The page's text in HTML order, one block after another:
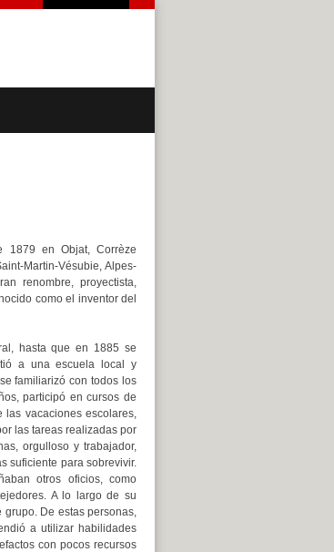
en Objat, Corrèze
Martin-Vésubie, Alpes-
renombre, proyectista,
como el inventor del
hasta que en 1885 se
a una escuela local y
familiarizó con todos los
participó en cursos de
las vacaciones escolares,
las tareas realizadas por
orgulloso y trabajador,
suficiente para sobrevivir.
otros oficios, como
A lo largo de su
grupo. De estas personas,
a utilizar habilidades
con pocos recursos